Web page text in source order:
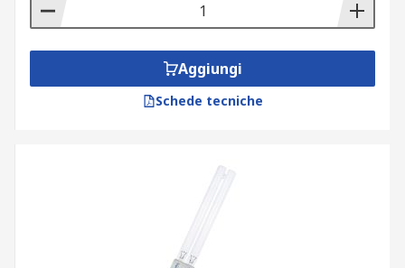
Aggiungi
Schede tecniche